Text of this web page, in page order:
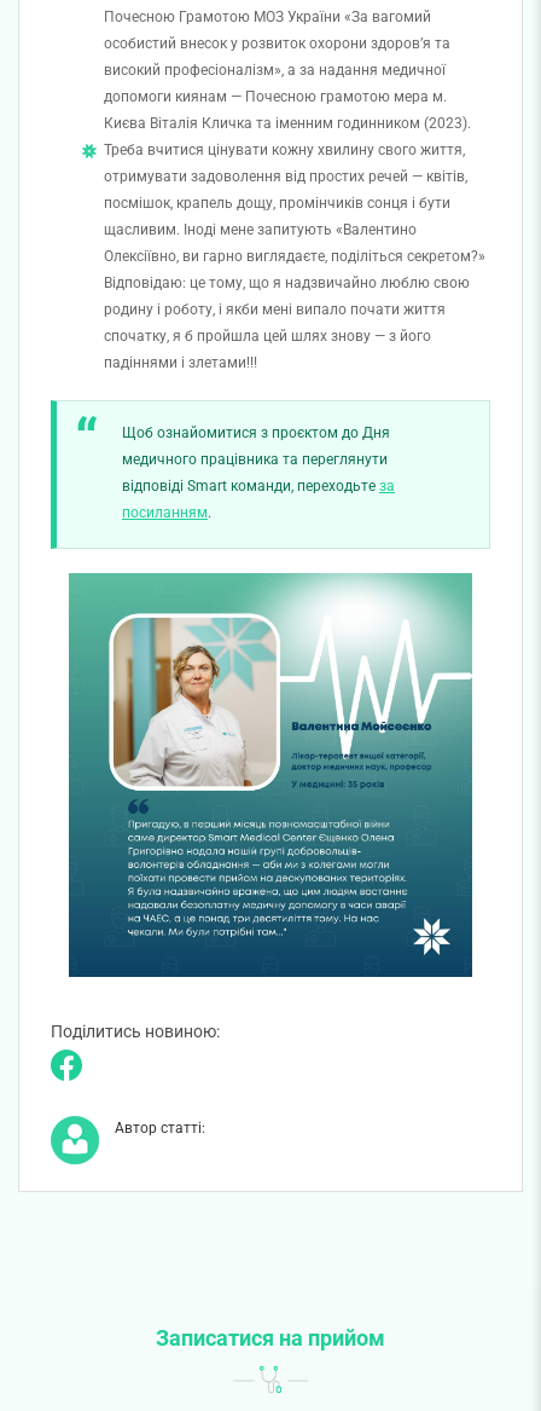
Почесною Грамотою МОЗ України «За вагомий
особистий внесок у розвиток охорони здоров’я та
високий професіоналізм», а за надання медичної
допомоги киянам — Почесною грамотою мера м.
Києва Віталія Кличка та іменним годинником (2023).
Треба вчитися цінувати кожну хвилину свого життя,
отримувати задоволення від простих речей — квітів,
посмішок, крапель дощу, промінчиків сонця і бути
щасливим. Іноді мене запитують «Валентино
Олексіївно, ви гарно виглядаєте, поділіться секретом?»
Відповідаю: це тому, що я надзвичайно люблю свою
родину і роботу, і якби мені випало почати життя
спочатку, я б пройшла цей шлях знову — з його
падіннями і злетами!!!
Щоб ознайомитися з проєктом до Дня
медичного працівника та переглянути
відповіді Smart команди, переходьте за
посиланням.
Поділитись новиною:
Автор статті:
Записатися на прийом